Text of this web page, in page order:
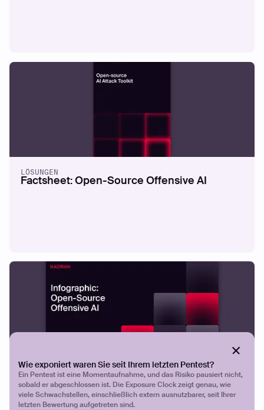
Wie exponiert waren Sie seit Ihrem letzten Pentest?
Ein Pentest ist eine Momentaufnahme, und das Risiko pausiert nicht,
sobald er abgeschlossen ist. Die Exposure Clock zeigt genau, wie
viele Schwachstellen, einschließlich extern ausnutzbarer, seit Ihrer
letzten Bewertung aufgetreten sind.
LÖSUNGEN
Factsheet: Open-Source Offensive AI
INFOGRAFIK
Infographic: Open-Source Offensive AI